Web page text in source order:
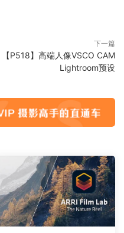
下一篇
【P518】高端人像VSCO CAM
Lightroom预设